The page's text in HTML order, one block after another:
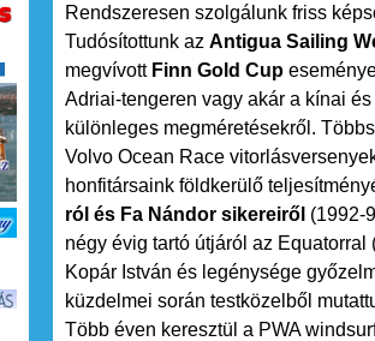
Rendszeresen szolgálunk friss
Tudósítottunk az Antigua Sailing
megvívott Finn Gold Cup
Adriai-tengeren vagy akár a kínai
különleges megméretésekről.
Volvo Ocean Race
honfitársaink földkerülő
ról és Fa Nándor sikereiről (1992-
négy évig tartó útjáról az Equatorral
Kopár István és legénysége
küzdelmei során testközelből
Több éven keresztül a PWA